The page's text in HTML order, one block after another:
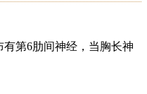
第6肋间神经，当胸长神